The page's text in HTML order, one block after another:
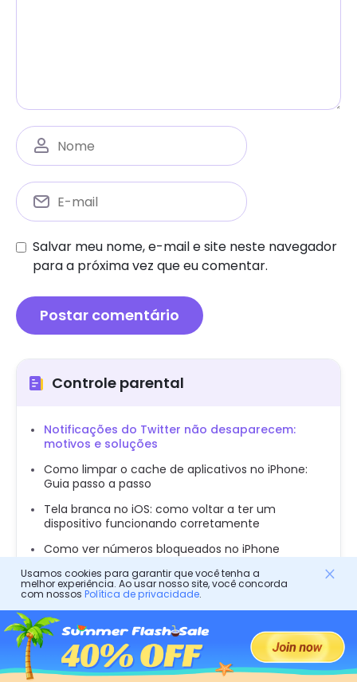
Salvar meu nome, e-mail e site neste navegador
para a próxima vez que eu comentar.
Controle parental
Notificações do Twitter não desaparecem:
motivos e soluções
Como limpar o cache de aplicativos no iPhone:
Guia passo a passo
Tela branca no iOS: como voltar a ter um
dispositivo funcionando corretamente
Como ver números bloqueados no iPhone
Como alterar conteúdo sensível no X
configurações Twitter)
Alguém consegue ver gravar de tela no
FaceTime?
Como ligar sem identificar o número: um guia
familiar sobre privacidade e segurança
Usamos cookies para garantir que você tenha a
melhor experiência. Ao usar nosso site, você concorda
com nossos Política de privacidade.